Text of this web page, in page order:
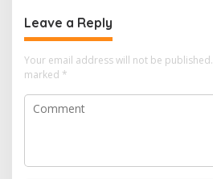
Leave a Reply
Your email address will not be published.
marked *